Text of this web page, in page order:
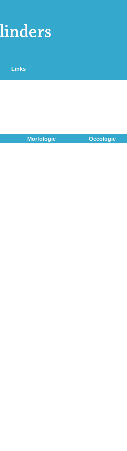
Links
Morfologie Oecologie